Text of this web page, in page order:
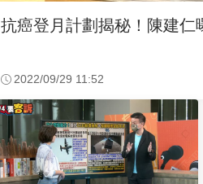
抗癌登月計劃揭秘！陳建仁
2022/09/29 11:52